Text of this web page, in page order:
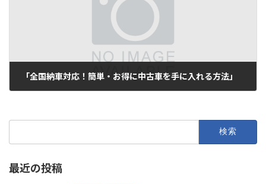
「全国納車対応！簡単・お得に中古車を手に入れる方法」
最近の投稿